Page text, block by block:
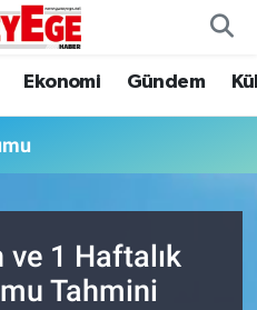
Ekonomi Gündem
ve 1 Haftalık
Tahmini
Haritası